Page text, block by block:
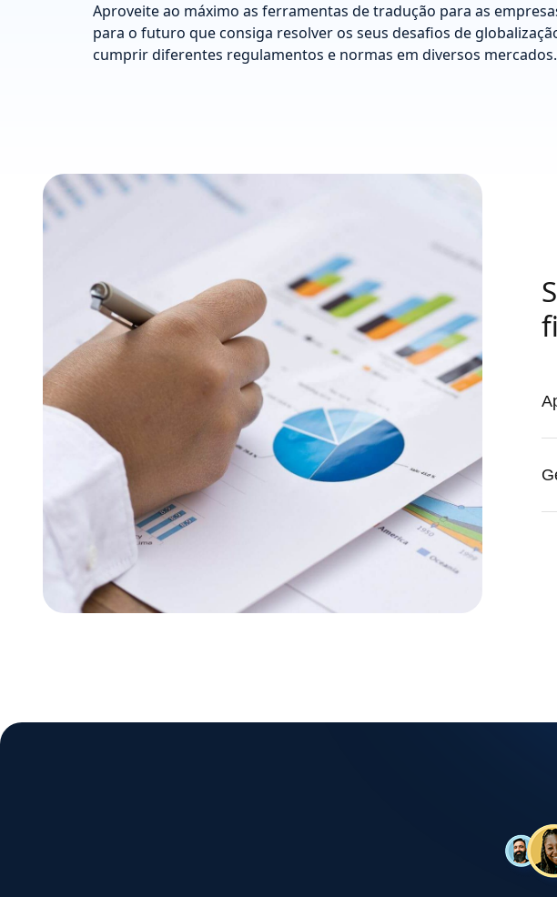
Aproveite ao máximo as ferramentas de tradução para as
para o futuro que consiga resolver os seus desafios de
cumprir diferentes regulamentos e normas em diversos mercados.